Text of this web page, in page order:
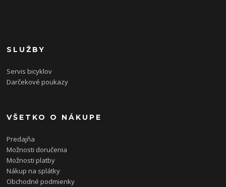
SLUŽBY
Servis bicyklov
Darčekové poukazy
VŠETKO O NÁKUPE
Predajňa
Možnosti doručenia
Možnosti platby
Nákup na splátky
Obchodné podmienky